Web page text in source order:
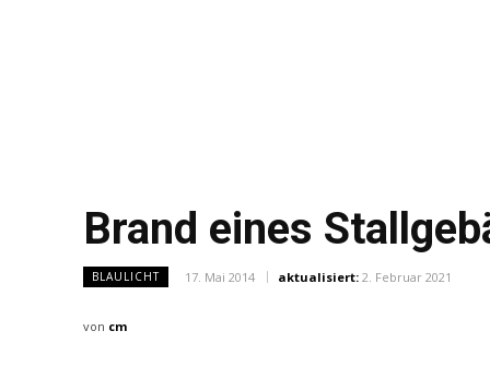
Brand eines
BLAULICHT 17. Mai 2014 aktualisiert: 2. Februar 2021
von cm